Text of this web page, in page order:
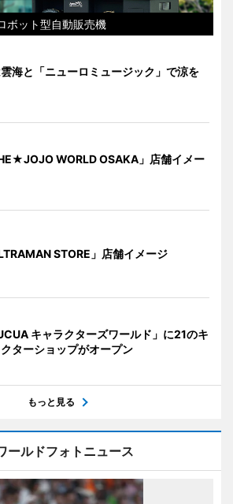
ボット型自動販売機
海と「ニューロミュージック」で涼を
WORLD OSAKA」店舗イメー
STORE」店舗イメージ
キャラクターズワールド」に21のキ
ターショップがオープン
もっと見る
ールドフォトニュース